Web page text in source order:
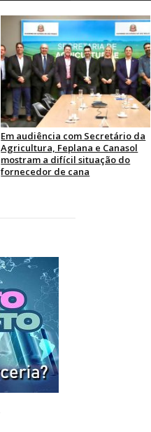
Em audiência com Secretário da
Agricultura, Feplana e Canasol
mostram a difícil situação do
fornecedor de cana